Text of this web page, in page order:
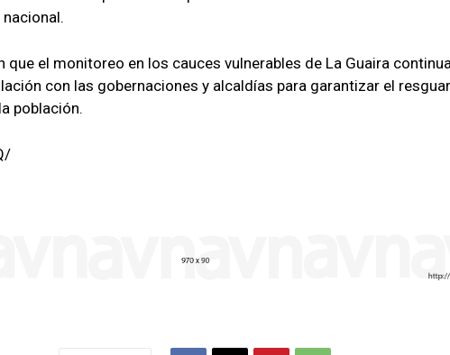
que el monitoreo en los cauces vulnerables de La Guaira
con las gobernaciones y alcaldías para garantizar el
población.